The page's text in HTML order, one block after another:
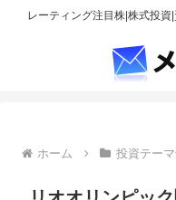
レーティング注目株|株式投
ホーム 投資テー